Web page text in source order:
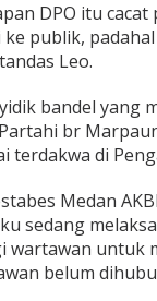
DPO itu
publik,
Leo.
bandel yang
br
terdakwa di
Medan
sedang
untuk
belum